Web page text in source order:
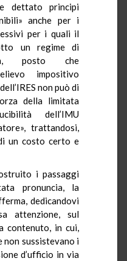
dettato principi
anche per i
per i quali il
un regime di
posto che
impositivo
non può di
della limitata
dell’IMU
trattandosi,
un costo certo e
i passaggi
pronuncia, la
dedicandovi
attenzione, sul
contenuto, in cui,
non sussistevano i
d’ufficio in via